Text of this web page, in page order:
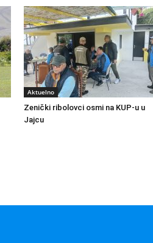
Aktuelno
Zenički ribolovci osmi na KUP-u u
Jajcu